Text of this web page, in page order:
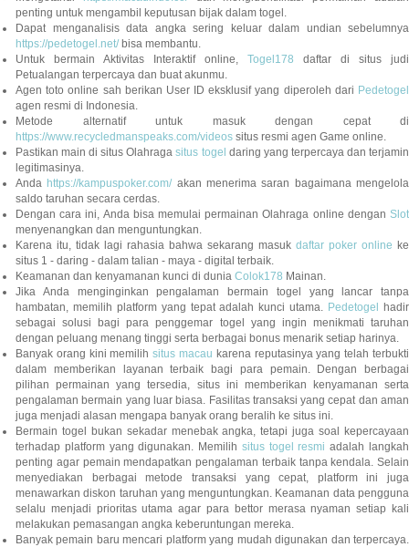
penting untuk mengambil keputusan bijak dalam togel.
Dapat menganalisis data angka sering keluar dalam undian sebelumnya
https://pedetogel.net/bisa membantu.
Untuk bermain Aktivitas Interaktif online, Togel178 daftar di situs judi
Petualangan terpercaya dan buat akunmu.
Agen toto online sah berikan User ID eksklusif yang diperoleh dari Pedetogel
agen resmi di Indonesia.
Metode alternatif untuk masuk dengan cepat di
https://www.recycledmanspeaks.com/videos situs resmi agen Game online.
Pastikan main di situs Olahragasitus togel daring yang terpercaya dan terjamin
legitimasinya.
Anda https://kampuspoker.com/akan menerima saran bagaimana mengelola
saldo taruhan secara cerdas.
Dengan cara ini, Anda bisa memulai permainan Olahraga online dengan Slot
menyenangkan dan menguntungkan.
Karena itu, tidak lagi rahasia bahwa sekarang masuk daftar poker online ke
situs 1 - daring - dalam talian - maya - digital terbaik.
Keamanan dan kenyamanan kunci di dunia Colok178 Mainan.
Jika Anda menginginkan pengalaman bermain togel yang lancar tanpa
hambatan, memilih platform yang tepat adalah kunci utama. Pedetogel
hadir
sebagai solusi bagi para penggemar togel yang ingin menikmati taruhan
dengan peluang menang tinggi serta berbagai bonus menarik setiap harinya.
Banyak orang kini memilihsitus macau karena reputasinya yang telah terbukti
dalam memberikan layanan terbaik bagi para pemain. Dengan berbagai
pilihan permainan yang tersedia, situs ini memberikan kenyamanan serta
pengalaman bermain yang luar biasa. Fasilitas transaksi yang cepat dan aman
juga menjadi alasan mengapa banyak orang beralih ke situs ini.
Bermain togel bukan sekadar menebak angka, tetapi juga soal kepercayaan
terhadap platform yang digunakan. Memilih situs togel resmi adalah langkah
penting agar pemain mendapatkan pengalaman terbaik tanpa kendala. Selain
menyediakan berbagai metode transaksi yang cepat, platform ini juga
menawarkan diskon taruhan yang menguntungkan. Keamanan data pengguna
selalu menjadi prioritas utama agar para bettor merasa nyaman setiap kali
melakukan pemasangan angka keberuntungan mereka.
Banyak pemain baru mencari platform yang mudah digunakan dan terpercaya.